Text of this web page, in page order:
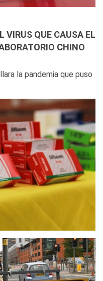
VIRUS QUE CAUSA EL
CHINO
la pandemia que puso